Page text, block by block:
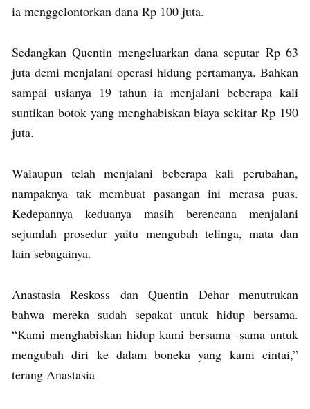
ia menggelontorkan dana Rp 100 juta.
Sedangkan Quentin mengeluarkan dana seputar Rp 63
juta demi menjalani operasi hidung pertamanya. Bahkan
sampai usianya 19 tahun ia menjalani beberapa kali
suntikan botok yang menghabiskan biaya sekitar Rp 190
juta.
Walaupun telah menjalani beberapa kali perubahan,
nampaknya tak membuat pasangan ini merasa puas.
Kedepannya keduanya masih berencana menjalani
sejumlah prosedur yaitu mengubah telinga, mata dan
lain sebagainya.
Anastasia Reskoss dan Quentin Dehar menutrukan
bahwa mereka sudah sepakat untuk hidup bersama.
“Kami menghabiskan hidup kami bersama -sama untuk
mengubah diri ke dalam boneka yang kami cintai,”
terang Anastasia